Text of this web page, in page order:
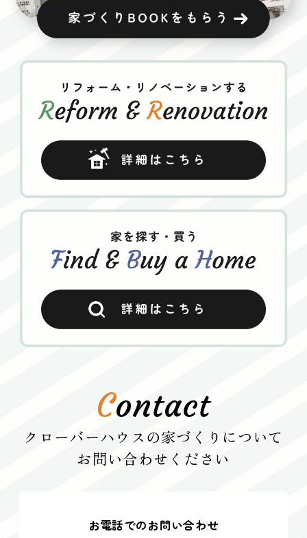
Contact
クローバーハウスの家づくりについて
お問い合わせください
お電話でのお問い合わせ